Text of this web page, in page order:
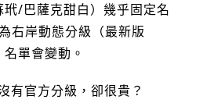
/巴薩克甜白）幾乎固定名
右岸動態分級（最新版
單會變動。
官方分級，卻很貴？